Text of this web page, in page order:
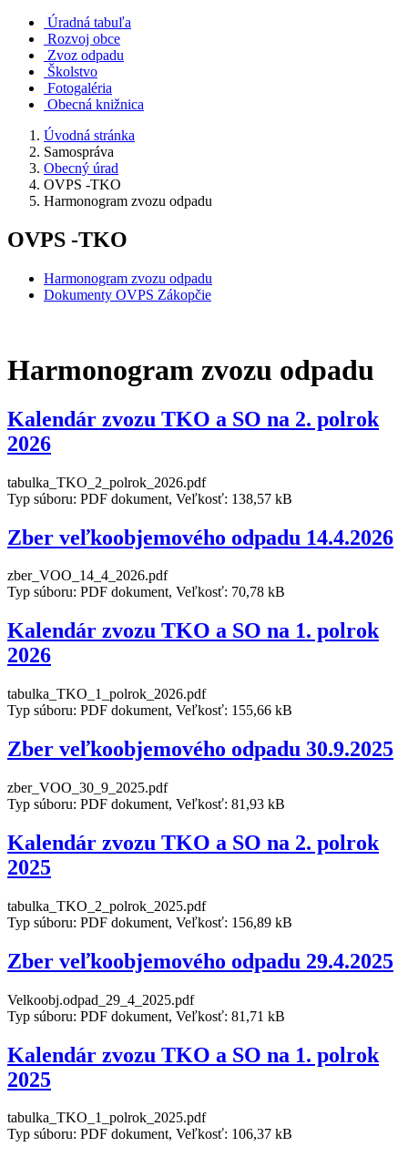
Úradná tabuľa
Rozvoj obce
Zvoz odpadu
Školstvo
Fotogaléria
Obecná knižnica
Úvodná stránka
Samospráva
Obecný úrad
OVPS -TKO
Harmonogram zvozu odpadu
OVPS -TKO
Harmonogram zvozu odpadu
Dokumenty OVPS Zákopčie
Harmonogram zvozu odpadu
Kalendár zvozu TKO a SO na 2. polrok
2026
tabulka_TKO_2_polrok_2026.pdf
Typ súboru: PDF dokument, Veľkosť: 138,57 kB
Zber veľkoobjemového odpadu 14.4.2026
zber_VOO_14_4_2026.pdf
Typ súboru: PDF dokument, Veľkosť: 70,78 kB
Kalendár zvozu TKO a SO na 1. polrok
2026
tabulka_TKO_1_polrok_2026.pdf
Typ súboru: PDF dokument, Veľkosť: 155,66 kB
Zber veľkoobjemového odpadu 30.9.2025
zber_VOO_30_9_2025.pdf
Typ súboru: PDF dokument, Veľkosť: 81,93 kB
Kalendár zvozu TKO a SO na 2. polrok
2025
tabulka_TKO_2_polrok_2025.pdf
Typ súboru: PDF dokument, Veľkosť: 156,89 kB
Zber veľkoobjemového odpadu 29.4.2025
Velkoobj.odpad_29_4_2025.pdf
Typ súboru: PDF dokument, Veľkosť: 81,71 kB
Kalendár zvozu TKO a SO na 1. polrok
2025
tabulka_TKO_1_polrok_2025.pdf
Typ súboru: PDF dokument, Veľkosť: 106,37 kB